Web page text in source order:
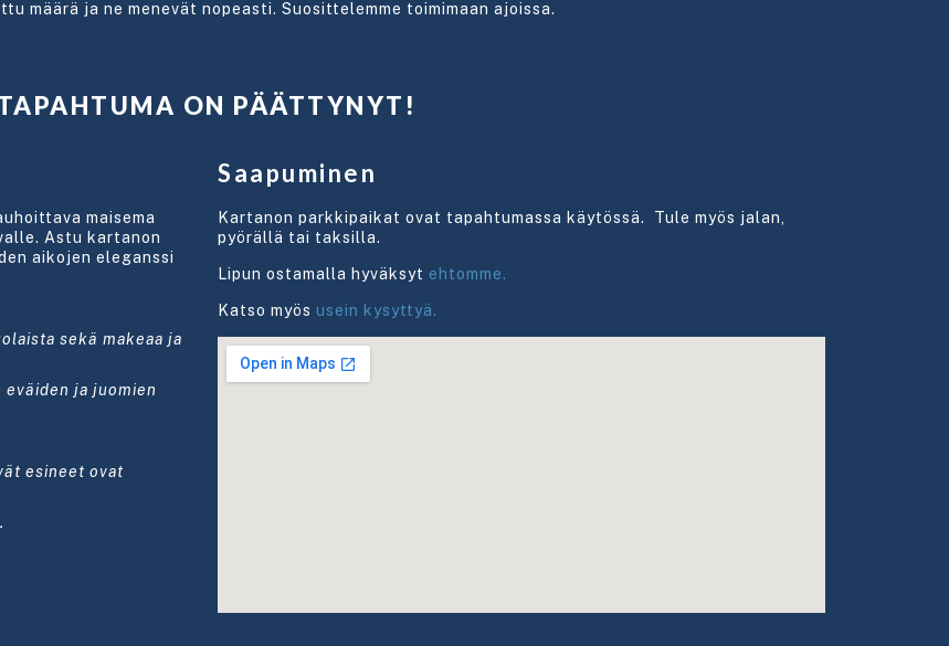
määrä ja ne menevät nopeasti. Suosittelemme toimimaan ajoissa.
ON PÄÄTTYNYT!
maisema
Astu kartanon
aikojen eleganssi
sekä makeaa ja
eväiden ja juomien
esineet ovat
Saapuminen
Kartanon parkkipaikat ovat tapahtumassa käytössä. Tule myös jalan,
pyörällä tai taksilla.
Lipun ostamalla hyväksyt ehtomme.
Katso myös usein kysyttyä.